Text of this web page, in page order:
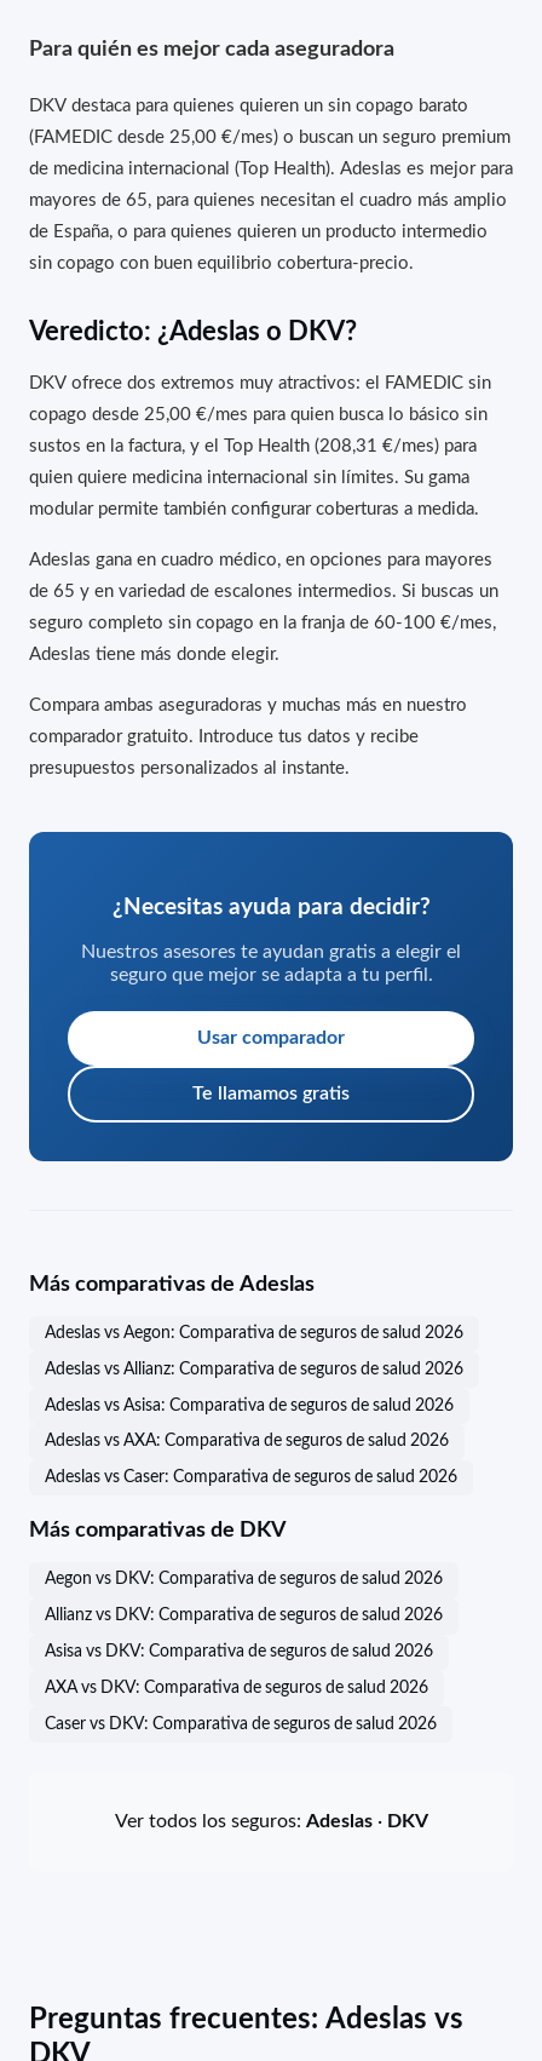
Para quién es mejor cada aseguradora
DKV destaca para quienes quieren un sin copago barato
(FAMEDIC desde 25,00 €/mes) o buscan un seguro premium
de medicina internacional (Top Health). Adeslas es mejor para
mayores de 65, para quienes necesitan el cuadro más amplio
de España, o para quienes quieren un producto intermedio
sin copago con buen equilibrio cobertura-precio.
Veredicto: ¿Adeslas o DKV?
DKV ofrece dos extremos muy atractivos: el FAMEDIC sin
copago desde 25,00 €/mes para quien busca lo básico sin
sustos en la factura, y el Top Health (208,31 €/mes) para
quien quiere medicina internacional sin límites. Su gama
modular permite también configurar coberturas a medida.
Adeslas gana en cuadro médico, en opciones para mayores
de 65 y en variedad de escalones intermedios. Si buscas un
seguro completo sin copago en la franja de 60-100 €/mes,
Adeslas tiene más donde elegir.
Compara ambas aseguradoras y muchas más en nuestro
comparador gratuito. Introduce tus datos y recibe
presupuestos personalizados al instante.
¿Necesitas ayuda para decidir?
Nuestros asesores te ayudan gratis a elegir el
seguro que mejor se adapta a tu perfil.
Usar comparador
Te llamamos gratis
Más comparativas de Adeslas
Adeslas vs Aegon: Comparativa de seguros de salud 2026
Adeslas vs Allianz: Comparativa de seguros de salud 2026
Adeslas vs Asisa: Comparativa de seguros de salud 2026
Adeslas vs AXA: Comparativa de seguros de salud 2026
Adeslas vs Caser: Comparativa de seguros de salud 2026
Más comparativas de DKV
Aegon vs DKV: Comparativa de seguros de salud 2026
Allianz vs DKV: Comparativa de seguros de salud 2026
Asisa vs DKV: Comparativa de seguros de salud 2026
AXA vs DKV: Comparativa de seguros de salud 2026
Caser vs DKV: Comparativa de seguros de salud 2026
Ver todos los seguros: Adeslas· DKV
Preguntas frecuentes: Adeslas vs
DKV